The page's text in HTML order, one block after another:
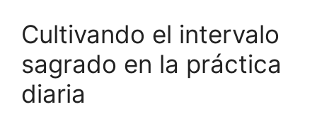
Cultivando el intervalo
sagrado en la práctica
diaria